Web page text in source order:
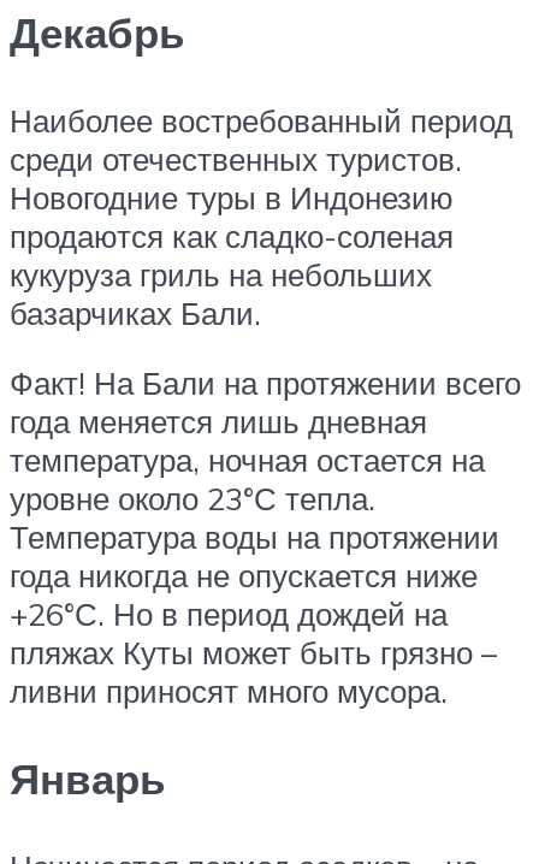
Декабрь
Наиболее востребованный период
среди отечественных туристов.
Новогодние туры в Индонезию
продаются как сладко-соленая
кукуруза гриль на небольших
базарчиках Бали.
Факт! На Бали на протяжении всего
года меняется лишь дневная
температура, ночная остается на
уровне около 23°С тепла.
Температура воды на протяжении
года никогда не опускается ниже
+26°С. Но в период дождей на
пляжах Куты может быть грязно –
ливни приносят много мусора.
Январь